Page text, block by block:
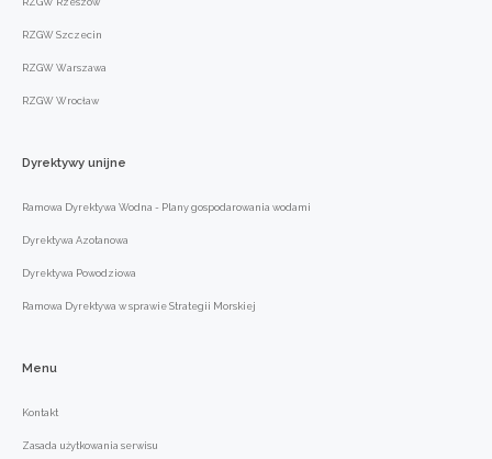
RZGW Szczecin
RZGW Warszawa
RZGW Wrocław
Dyrektywy unijne
Ramowa Dyrektywa Wodna - Plany gospodarowania wodami
Dyrektywa Azotanowa
Dyrektywa Powodziowa
Ramowa Dyrektywa w sprawie Strategii Morskiej
Menu
Kontakt
Zasada użytkowania serwisu